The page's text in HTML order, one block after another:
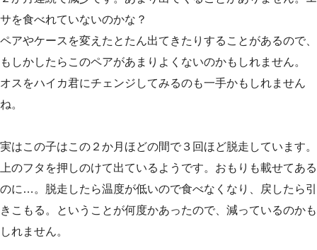
サを食べれていないのかな？
ペアやケースを変えたとたん出てきたりすることがあるので、
もしかしたらこのペアがあまりよくないのかもしれません。
オスをハイカ君にチェンジしてみるのも一手かもしれません
ね。
実はこの子はこの２か月ほどの間で３回ほど脱走しています。
上のフタを押しのけて出ているようです。おもりも載せてある
のに…。脱走したら温度が低いので食べなくなり、戻したら引
きこもる。ということが何度かあったので、減っているのかも
しれません。